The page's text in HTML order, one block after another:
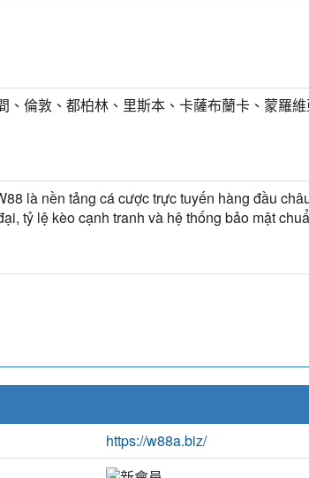
、倫敦、都柏林、里斯本、卡薩布蘭卡、蒙羅
là nền tảng cá cược trực tuyến hàng đầu
tỷ lệ kèo cạnh tranh và hệ thống bảo mật
https://w88a.biz/